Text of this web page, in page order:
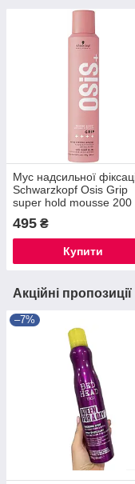
Мус надсильної
Schwarzkopf Osis Grip
super hold mousse
495 ₴
Купити
Акційні
–7%